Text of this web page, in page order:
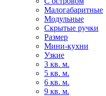
Малогабаритные
Модульные
Скрытые ручки
Размер
Мини-кухни
Узкие
3 кв. м.
5 кв. м.
6 кв. м.
9 кв. м.